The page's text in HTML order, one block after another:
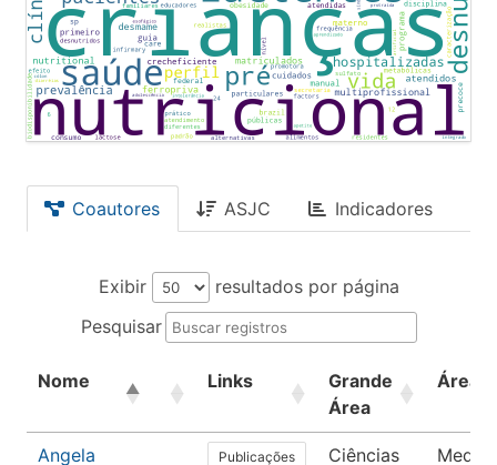
Coautores ASJC Indicadores
Exibir
resultados por página
Pesquisar
Nome Links
Grande
Área
Área
Angela Publicações Ciências